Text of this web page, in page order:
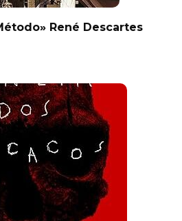
René Descartes